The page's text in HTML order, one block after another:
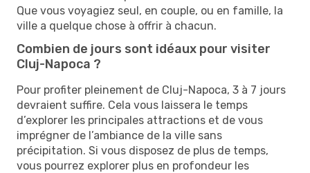
Que vous voyagiez seul, en couple, ou en famille, la
ville a quelque chose à offrir à chacun.
Combien de jours sont idéaux pour visiter
Cluj-Napoca ?
Pour profiter pleinement de Cluj-Napoca, 3 à 7 jours
devraient suffire. Cela vous laissera le temps
d’explorer les principales attractions et de vous
imprégner de l’ambiance de la ville sans
précipitation. Si vous disposez de plus de temps,
vous pourrez explorer plus en profondeur les